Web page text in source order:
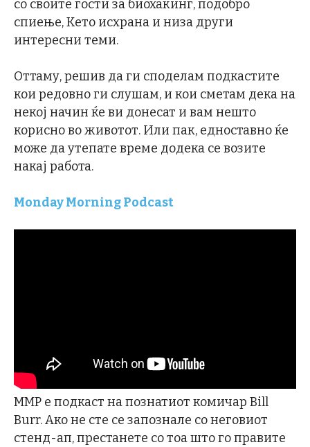
со своите гости за биохакинг, подобро
спиење, Кето исхрана и низа други
интересни теми.
Оттаму, решив да ги споделам подкастите
кои редовно ги слушам, и кои сметам дека на
некој начин ќе ви донесат и вам нешто
корисно во животот. Или пак, едноставно ќе
може да утепате време додека се возите
накај работа.
Monday Morning Podcast
MMP e подкаст на познатиот комичар Bill
Burr. Ако не сте се запознале со неговиот
стенд-ап, престанете со тоа што го правите